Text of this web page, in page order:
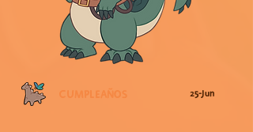
CUMPLEAÑOS 25-Jun